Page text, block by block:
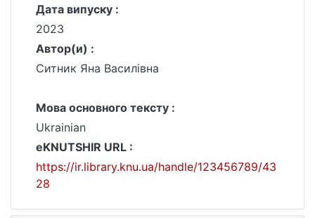
Дата випуску :
2023
Автор(и) :
Ситник Яна Василівна
Мова основного тексту :
Ukrainian
eKNUTSHIR URL :
https://ir.library.knu.ua/handle/123456789/43
28